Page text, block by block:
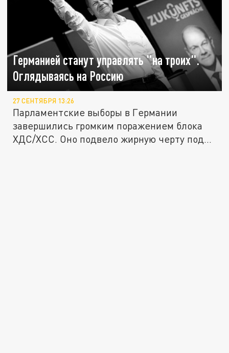
Германией станут управлять "на троих".
Оглядываясь на Россию
27 СЕНТЯБРЯ 13:26
Парламентские выборы в Германии
завершились громким поражением блока
ХДС/ХСС. Оно подвело жирную черту под...